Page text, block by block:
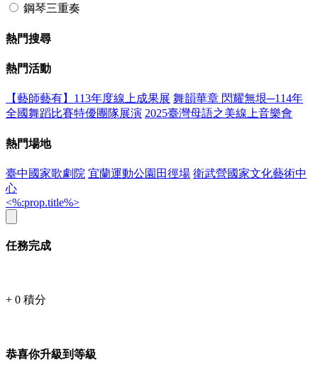
鋼琴三重奏
熱門搜尋
熱門活動
【藝師藝有】113年度線上成果展 舞韻華章 閃耀無垠─114年
全國舞蹈比賽特優團隊展演 2025臺灣母語之美線上音樂會
熱門場地
臺中國家歌劇院 宜蘭運動公園田徑場 衛武營國家文化藝術中
心
<%:prop.title%>
任務完成
+ 0 積分
恭喜你升級到等級